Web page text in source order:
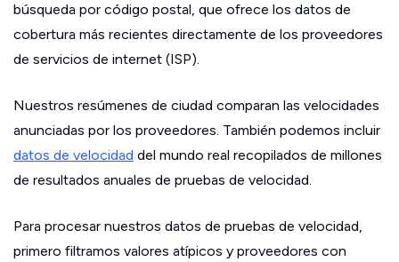
búsqueda por código postal, que ofrece los datos de
cobertura más recientes directamente de los proveedores
de servicios de internet (ISP).
Nuestros resúmenes de ciudad comparan las velocidades
anunciadas por los proveedores. También podemos incluir
datos de velocidad del mundo real recopilados de millones
de resultados anuales de pruebas de velocidad.
Para procesar nuestros datos de pruebas de velocidad,
primero filtramos valores atípicos y proveedores con